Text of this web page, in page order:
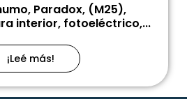
Paradox, (M25),
interior, fotoeléctrico,...
¡Leé más!